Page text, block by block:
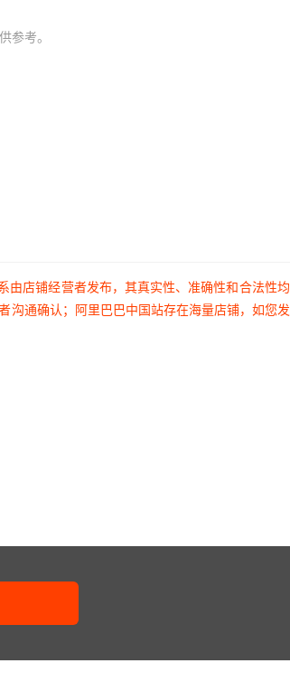
参考。
店铺经营者发布，其真实性、准确性和合法性
沟通确认；阿里巴巴中国站存在海量店铺，如您